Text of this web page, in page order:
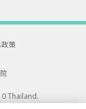
策
Thailand.